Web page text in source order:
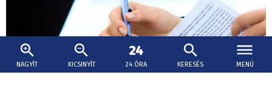
NAGYÍT KICSINYÍT 24 ÓRA KERESÉS MENÜ